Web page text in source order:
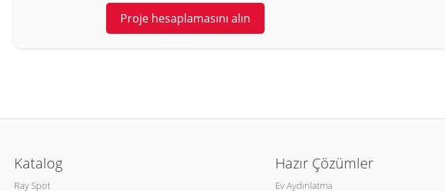
Proje hesaplamasını alın
Katalog
Ray Spot
Hazır Çözümler
Ev Aydınlatma